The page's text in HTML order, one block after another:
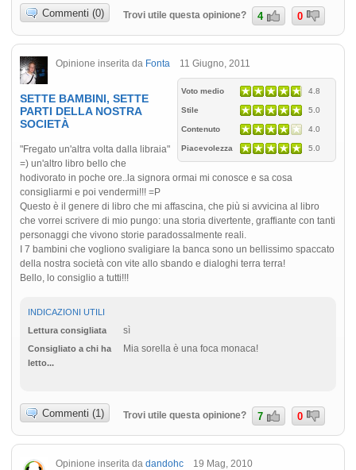
Commenti (0) Trovi utile questa opinione? 4 0
Opinione inserita da Fonta 11 Giugno, 2011
Voto medio 4.8
Stile 5.0
Contenuto 4.0
Piacevolezza 5.0
SETTE BAMBINI, SETTE
PARTI DELLA NOSTRA
SOCIETÀ
"Fregato un'altra volta dalla libraia"
=) un'altro libro bello che
hodivorato in poche ore..la signora ormai mi conosce e sa cosa
consigliarmi e poi vendermi!!! =P
Questo è il genere di libro che mi affascina, che più si avvicina al libro
che vorrei scrivere di mio pungo: una storia divertente, graffiante con tanti
personaggi che vivono storie paradossalmente reali.
I 7 bambini che vogliono svaligiare la banca sono un bellissimo spaccato
della nostra società con vite allo sbando e dialoghi terra terra!
Bello, lo consiglio a tutti!!!
INDICAZIONI UTILI
Lettura consigliata
sì
Consigliato a chi ha
letto...
Mia sorella è una foca monaca!
Commenti (1) Trovi utile questa opinione? 7 0
Opinione inserita da dandohc 19 Mag, 2010